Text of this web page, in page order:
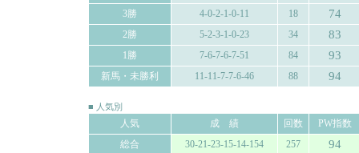
3勝 4-0-2-1-0-11 18 74
2勝 5-2-3-1-0-23 34 83
1勝 7-6-7-6-7-51 84 93
新馬・未勝利 11-11-7-7-6-46 88 94
■ 人気別
人気 成 績 回数
PW指数
総合
30-21-23-15-14-154 257 94